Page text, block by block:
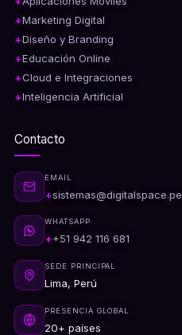
Marketing Digital
Diseño y Branding
Educación Online
Cloud e Integraciones
Inteligencia Artificial
Contacto
EMAIL
sistemas@digitalspace.pe
WHATSAPP
+51 942 116 681
SEDE PRINCIPAL
Lima, Perú
PRESENCIA GLOBAL
20+ países